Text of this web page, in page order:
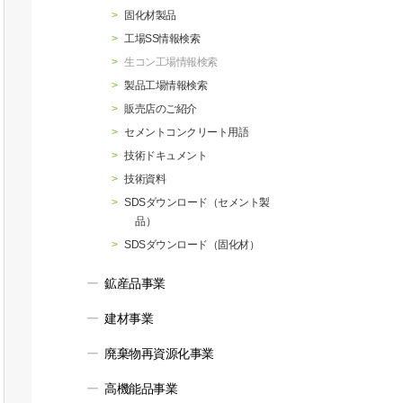
固化材製品
工場SS情報検索
生コン工場情報検索
製品工場情報検索
販売店のご紹介
セメントコンクリート用語
技術ドキュメント
技術資料
SDSダウンロード（セメント製
品）
SDSダウンロード（固化材）
鉱産品事業
建材事業
廃棄物再資源化事業
高機能品事業